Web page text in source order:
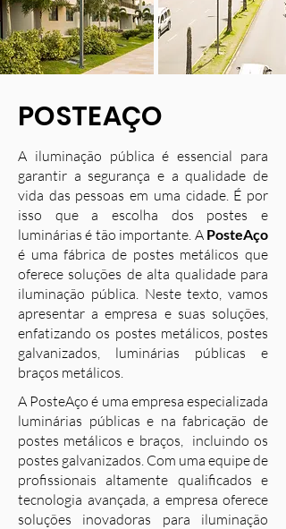
POSTEAÇO
A iluminação pública é essencial para
garantir a segurança e a qualidade de
vida das pessoas em uma cidade. É por
isso que a escolha dos postes e
luminárias é tão importante. A PosteAço
é uma fábrica de postes metálicos que
oferece soluções de alta qualidade para
iluminação pública. Neste texto, vamos
apresentar a empresa e suas soluções,
enfatizando os postes metálicos, postes
galvanizados, luminárias públicas e
braços metálicos.
A PosteAço é uma empresa especializada
luminárias públicas e na fabricação de
postes metálicos e braços, incluindo os
postes galvanizados. Com uma equipe de
profissionais altamente qualificados e
tecnologia avançada, a empresa oferece
soluções inovadoras para iluminação